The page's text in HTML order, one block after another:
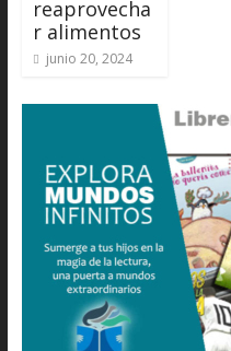
reaprovecha
r alimentos
junio 20, 2024